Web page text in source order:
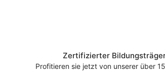
Zertifizierter
Profitieren sie jetzt von unserer über